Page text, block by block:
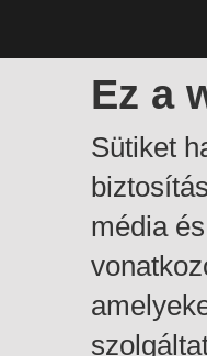
Ez a
Sütiket
média